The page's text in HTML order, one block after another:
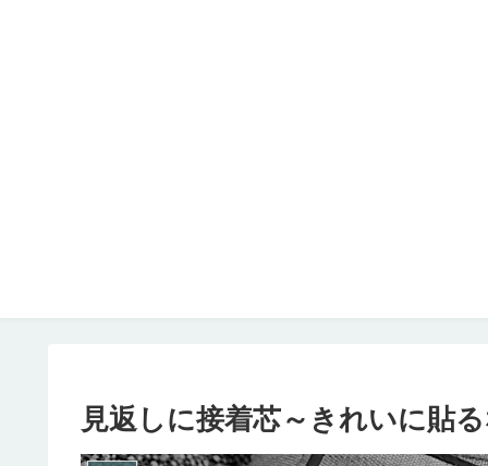
見返しに接着芯～きれいに貼